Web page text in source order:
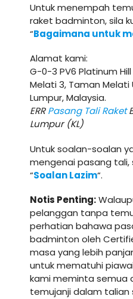
Untuk menempah
raket badminton, sila
“Bagaimana untuk
Alamat kami:
G-0-3 PV6 Platinum
Melati 3, Taman Melati
Lumpur, Malaysia.
ERRPasang Tali Raket
Lumpur (KL)
Untuk soalan-soalan
mengenai pasang tali,
“Soalan Lazim“.
Notis Penting:
pelanggan tanpa
perhatian bahawa
badminton oleh
masa yang lebih
untuk mematuhi
kami meminta semua
temujanji dalam talian